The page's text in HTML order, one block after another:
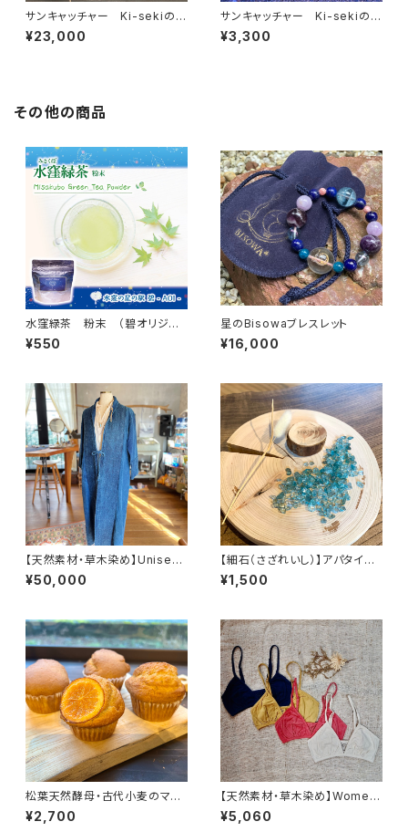
サンキャッチャー Ki-sekiの光
タチ BISOWAオリジナルチャ
ーム、星座のチャーム付き(オー
¥23,000
サンキャッチャー Ki-sekiの光
タチ BISOWAオリジナルチャ
ーム付き
¥3,300
その他の商品
水窪緑茶 粉末 （碧オリジナ
ル）
¥550
星のBisowaブレスレット
¥16,000
【天然素材・草木染め】Unisex
カシュクール ヘンプコットン
¥50,000
【細石（さざれいし）】アパタイ
¥1,500
松葉天然酵母・古代小麦のマフ
ィン【6個】
¥2,700
【天然素材・草木染め】Womem
ブラ バンブー
¥5,060